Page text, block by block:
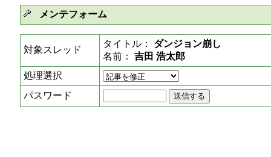
メンテフォーム
対象スレッド
タイトル： ダンジョン崩し
名前： 吉田 浩太郎
処理選択
パスワード